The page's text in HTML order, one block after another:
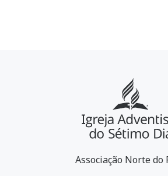
Associação Norte do